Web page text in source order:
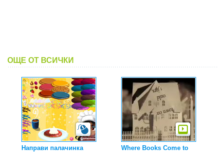
ОЩЕ ОТ ВСИЧКИ
Направи палачинка
Where Books Come to